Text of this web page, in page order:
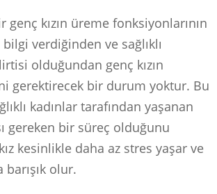
kızın üreme fonksiyonlarının
verdiğinden ve sağlıklı
olduğundan genç kızın
gerektirecek bir durum yoktur. Bu
kadınlar tarafından yaşanan
gereken bir süreç olduğunu
kesinlikle daha az stres yaşar ve
olur.